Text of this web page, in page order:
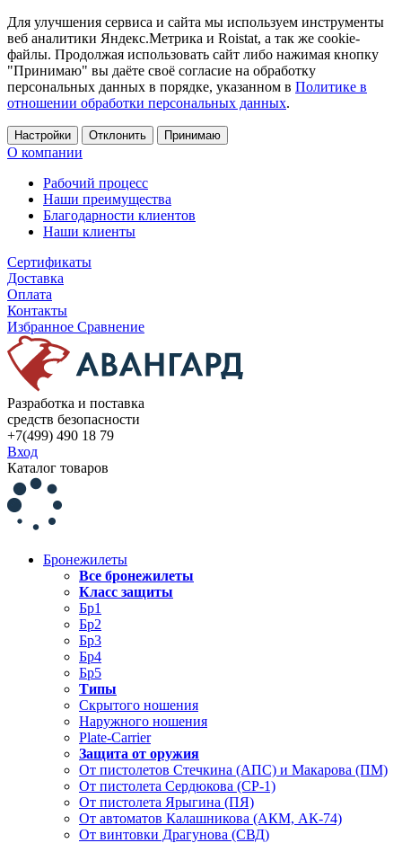
Для улучшения сервиса и сайта мы используем инструменты
веб аналитики Яндекс.Метрика и Roistat, а так же cookie-
файлы. Продолжая использовать сайт либо нажимая кнопку
"Принимаю" вы даёте своё согласие на обработку
персональных данных в порядке, указанном в Политике в
отношении обработки персональных данных.
Настройки Отклонить Принимаю
О компании
Рабочий процесс
Наши преимущества
Благодарности клиентов
Наши клиенты
Сертификаты
Доставка
Оплата
Контакты
Избранное Сравнение
Разработка и поставка
средств безопасности
+7(499) 490 18 79
Вход
Каталог товаров
Бронежилеты
Все бронежилеты
Класс защиты
Бр1
Бр2
Бр3
Бр4
Бр5
Типы
Скрытого ношения
Наружного ношения
Plate-Carrier
Защита от оружия
От пистолетов Стечкина (АПС) и Макарова (ПМ)
От пистолета Сердюкова (СР-1)
От пистолета Ярыгина (ПЯ)
От автоматов Калашникова (АКМ, АК-74)
От винтовки Драгунова (СВД)